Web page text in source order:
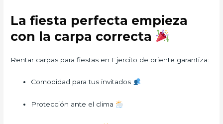
La fiesta perfecta empieza
con la carpa correcta
Rentar carpas para fiestas en Ejercito de oriente garantiza:
Comodidad para tus invitados
Protección ante el clima